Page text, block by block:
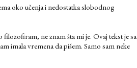
oko učenja i nedostatka slobodnog
ne znam šta mi je. Ovaj tekst je sa
imala vremena da pišem. Samo sam neke